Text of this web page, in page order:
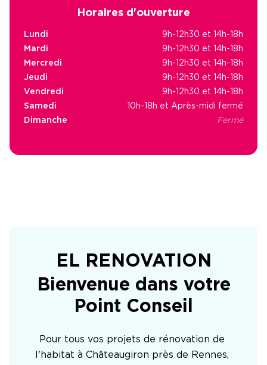
Horaires d'ouverture
Lundi
9h-12h30 et 14h-18h
Mardi
9h-12h30 et 14h-18h
Mercredi
9h-12h30 et 14h-18h
Jeudi
9h-12h30 et 14h-18h
Vendredi
9h-12h30 et 14h-18h
Samedi
10h-18h et Après-midi fermé
Dimanche
Fermé
EL RENOVATION
Bienvenue dans votre
Point Conseil
Pour tous vos projets de rénovation de
l'habitat à Châteaugiron près de Rennes,